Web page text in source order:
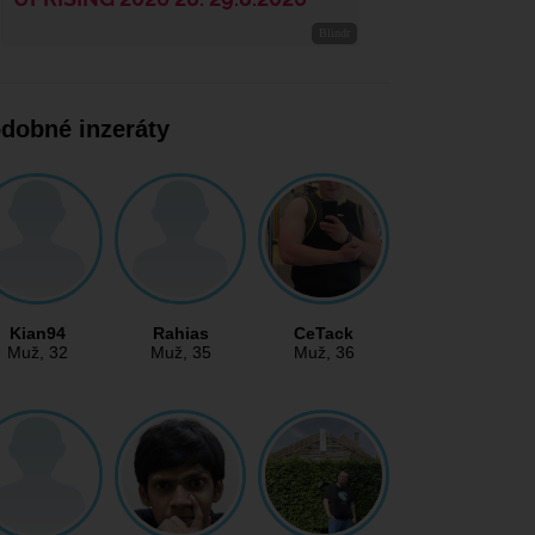
inzeráty
Kian94
Muž, 32
Rahias
Muž, 35
CeTack
Muž, 36